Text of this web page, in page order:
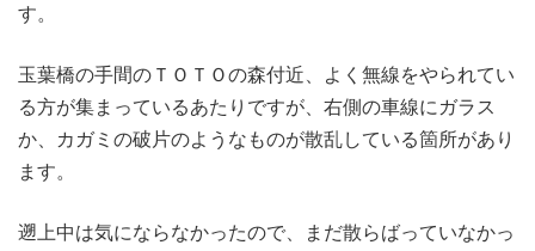
す。
玉葉橋の手間のＴＯＴＯの森付近、よく無線をやられてい
る方が集まっているあたりですが、右側の車線にガラス
か、カガミの破片のようなものが散乱している箇所があり
ます。
遡上中は気にならなかったので、まだ散らばっていなかっ